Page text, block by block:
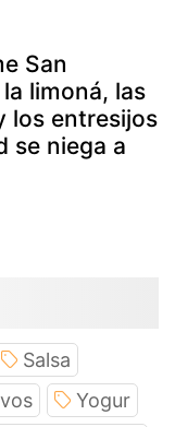
San
limoná, las
los entresijos
se niega a
Salsa
Yogur